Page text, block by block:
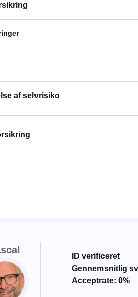
af selvrisiko
ID verificeret
Gennemsnitlig
Acceptrate: 0%